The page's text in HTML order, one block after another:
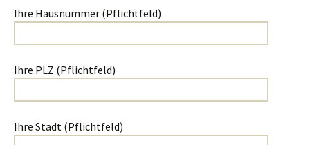
Ihre Hausnummer (Pflichtfeld)
Ihre PLZ (Pflichtfeld)
Ihre Stadt (Pflichtfeld)